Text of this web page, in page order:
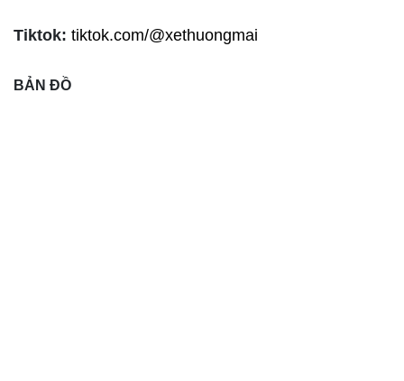
Tiktok: tiktok.com/@xethuongmai
BẢN ĐỒ